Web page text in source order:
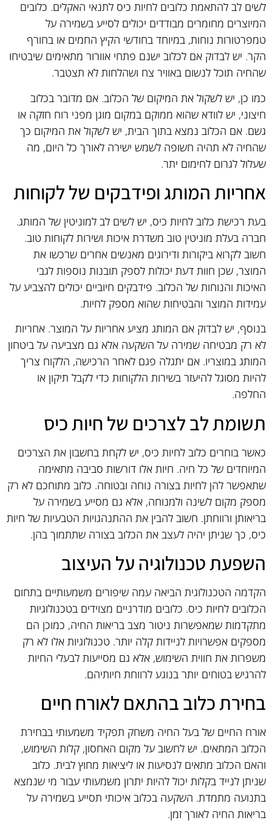
לשים לב להתאמת כלובים לחיות כיס לתנאי האקלים. כלובים
המיוצרים מחומרים מבודדים יכולים לסייע בשמירה על
טמפרטורות נוחות, במיוחד בחודשי הקיץ החמים או בחורף
הקר. יש לבדוק אם לכלוב ישנם פתחי אוורור מתאימים שיבטיחו
שהחיה תוכל לנשום באוויר צח ושהלחות לא תצטבר.
כמו כן, יש לשקול את המיקום של הכלוב. אם מדובר בכלוב
חיצוני, יש לוודא שהוא ממוקם במקום מוגן מפני רוח חזקה או
גשם. אם הכלוב נמצא בתוך הבית, יש לשקול את המיקום כך
שהחיה לא תהיה חשופה לשמש ישירה לאורך כל היום, מה
שעלול לגרום לחימום יתר.
אחריות המותג ופידבקים של לקוחות
בעת רכישת כלוב לחיות כיס, יש לשים לב למוניטין של המותג.
חברה בעלת מוניטין טוב משדרת איכות ושירות לקוחות טוב.
חשוב לקרוא ביקורות ודירוגים מאנשים אחרים שרכשו את
המוצר, שכן חוות דעת יכולות לספק תובנות נוספות לגבי
האיכות והנוחות של הכלוב. פידבקים חיוביים יכולים להצביע על
עמידות המוצר והבטיחות שהוא מספק לחיות.
בנוסף, יש לבדוק אם המותג מציע אחריות על המוצר. אחריות
לא רק מבטיחה שמירה על השקעה אלא גם מצביעה על ביטחון
המותג במוצריו. אם יתגלה פגם לאחר הרכישה, הלקוח צריך
להיות מסוגל להיעזר בשירות הלקוחות כדי לקבל תיקון או
החלפה.
תשומת לב לצרכים של חיות כיס
כאשר בוחרים כלוב לחיות כיס, יש לקחת בחשבון את הצרכים
המיוחדים של כל חיה. חיות אלו דורשות סביבה מתאימה
שתאפשר להן לחיות בצורה נוחה ובטוחה. כלוב מתוחכם לא רק
מספק מקום לשינה ולמנוחה, אלא גם מסייע בשמירה על
בריאותן ורווחתן. חשוב להבין את ההתנהגויות הטבעיות של חיות
כיס, כך שניתן יהיה לעצב את הכלוב בצורה שתתמוך בהן.
השפעת טכנולוגיה על העיצוב
הקדמה הטכנולוגית הביאה עמה שיפורים משמעותיים בתחום
הכלובים לחיות כיס. כלובים מודרניים מצוידים בטכנולוגיות
מתקדמות שמאפשרות ניטור מצב בריאות החיה, כמוכן הם
מספקים אפשרויות לניידות קלה יותר. טכנולוגיות אלו לא רק
משפרות את חווית השימוש, אלא גם מסייעות לבעלי החיות
להרגיש בטוחים יותר בנוגע לרווחת חיותיהם.
בחירת כלוב בהתאם לאורח חיים
אורח החיים של בעל החיה משחק תפקיד משמעותי בבחירת
הכלוב המתאים. יש לחשוב על מקום האחסון, קלות השימוש,
והאם הכלוב מתאים לנסיעות או ליציאות מחוץ לבית. כלוב
שניתן לנייד בקלות יכול להיות יתרון משמעותי עבור מי שנמצא
בתנועה מתמדת. השקעה בכלוב איכותי תסייע בשמירה על
בריאות החיה לאורך זמן.